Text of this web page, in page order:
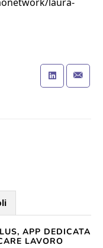
APP DEDICATA
LAVORO